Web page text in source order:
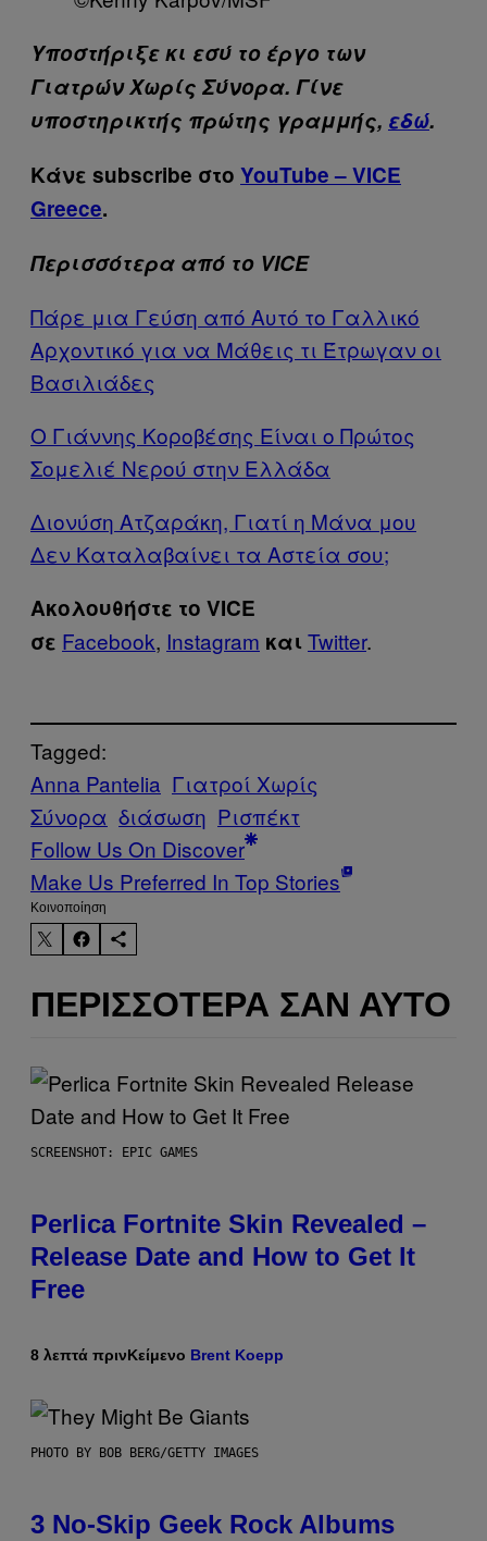
Υποστήριξε κι εσύ το έργο των
Γιατρών Χωρίς Σύνορα. Γίνε
υποστηρικτής πρώτης γραμμής, εδώ.
Κάνε subscribe στο YouTube – VICE
Greece.
Περισσότερα από το VICE
Πάρε μια Γεύση από Αυτό το Γαλλικό
Αρχοντικό για να Μάθεις τι Έτρωγαν οι
Βασιλιάδες
Ο Γιάννης Κοροβέσης Είναι ο Πρώτος
Σομελιέ Νερού στην Ελλάδα
Διονύση Ατζαράκη, Γιατί η Μάνα μου
Δεν Καταλαβαίνει τα Αστεία σου;
Ακολουθήστε το VICE
σε Facebook, Instagram και Twitter.
Tagged:
Anna Pantelia Γιατροί Χωρίς
Σύνορα διάσωση Ρισπέκτ
Follow Us On Discover
Make Us Preferred In Top Stories
Kοινοποίηση
ΠΕΡΙΣΣΌΤΕΡΑ ΣΑΝ ΑΥΤΌ
SCREENSHOT: EPIC GAMES
Perlica Fortnite Skin Revealed –
Release Date and How to Get It
Free
8 λεπτά πρινΚείμενο Brent Koepp
PHOTO BY BOB BERG/GETTY IMAGES
3 No-Skip Geek Rock Albums